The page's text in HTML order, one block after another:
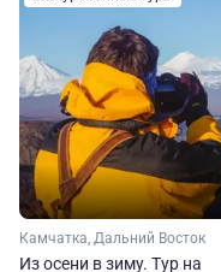
Камчатка, Дальний Восток
Из осени в зиму. Тур на